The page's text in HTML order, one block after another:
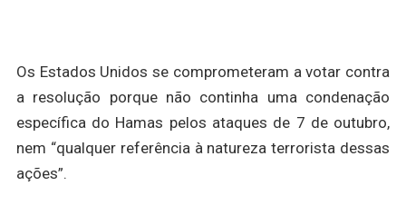
Os Estados Unidos se comprometeram a votar contra
a resolução porque não continha uma condenação
específica do Hamas pelos ataques de 7 de outubro,
nem “qualquer referência à natureza terrorista dessas
ações”.